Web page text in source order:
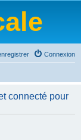
Connexion
connecté pour